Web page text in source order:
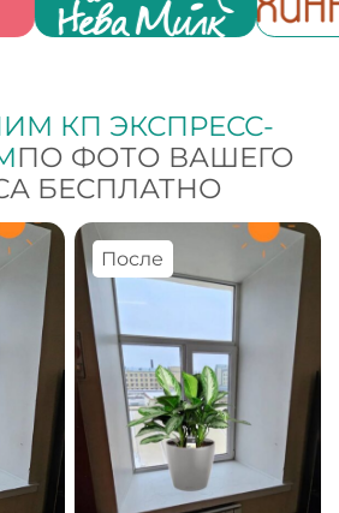
КП ЭКСПРЕСС-
ПО ФОТО ВАШЕГО
БЕСПЛАТНО
После